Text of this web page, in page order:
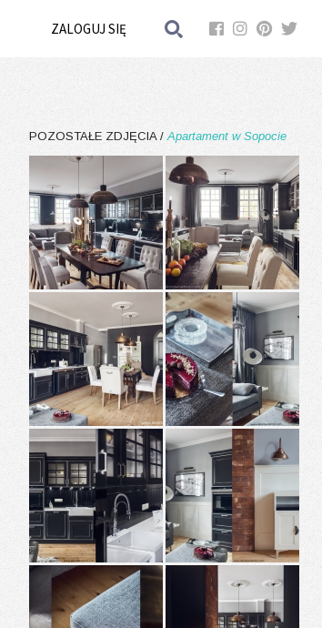
ZALOGUJ SIĘ
POZOSTAŁE ZDJĘCIA /Apartament w Sopocie